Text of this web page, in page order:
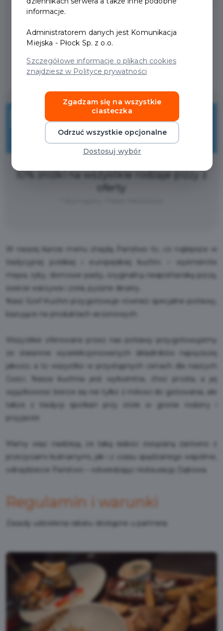
Regulamin i warunki
10%
ZNIŻKI
10% zniżki na wszystkie rodzaje pizzy z
oferty
W naszej karcie menu znajdą Państwo to, co najlepsze w
tradycyjnej polskiej i europejskiej kuchni – wyśmienite
mięsa, ryby, domowe pasty, oryginalną neapolitańską pizzę,
świeże warzywa i zioła, pyszne desery.
Nasz Szef Kuchni przygotowuje również specjalne potrawy,
bazujące na produktach sezonowych.
Wszystkie oferowane przez nas potrawy przygotowujemy
ze starannie wyselekcjonowanych składników najwyższej
jakości, a to wszystko w przystępnych cenach dla naszych
Gości. Nasza kuchnia jest wykwintna, choć prosta, a jej
wyjątkowość bierze się nie tylko z miłości do gotowania, ale
także z tradycji spotkań przy stole w gronie rodziny i
przyjaciół.
Mamy więc nadzieję, że taką radość związaną zarówno z
przeżyciami kulinarnymi, jak i z czasu spędzanego wspólnie,
odnajdziecie Państwo – odwiedzając restaurację Dębowa.
Regulamin i warunki
Zasady udzielenia rabatu dostępne u partnera.
informacje.
Administratorem danych jest Komunikacja
Miejska - Płock Sp. z o.o.
Szczegółowe informacje o plikach cookies
znajdziesz w Polityce prywatności
Zgadzam się na wszystkie
ciasteczka
Odrzuć wszystkie opcjonalne
Dostosuj wybór